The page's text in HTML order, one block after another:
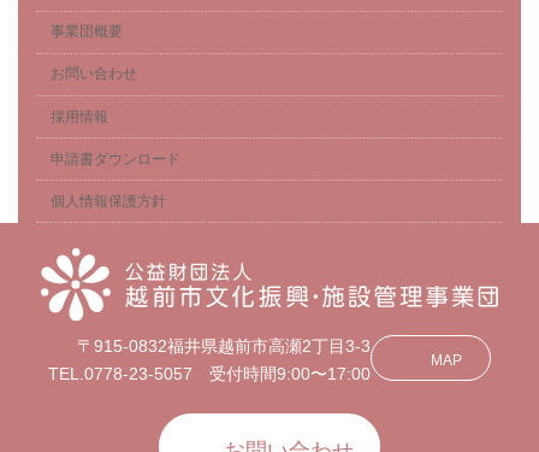
事業団概要
お問い合わせ
採用情報
申請書ダウンロード
個人情報保護方針
〒915-0832福井県越前市高瀬2丁目3-3
TEL.0778-23-5057 受付時間9:00〜17:00
MAP